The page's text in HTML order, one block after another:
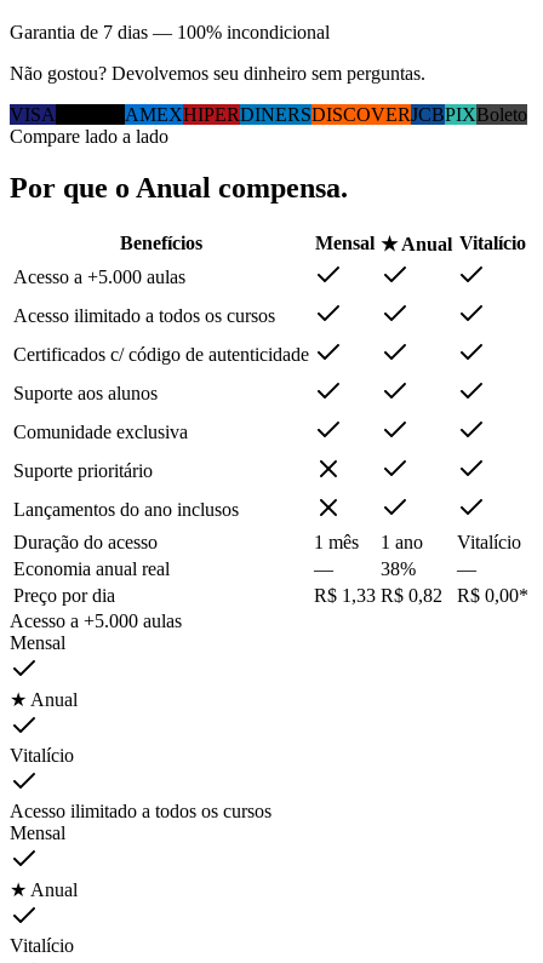
Garantia de 7 dias — 100% incondicional
Não gostou? Devolvemos seu dinheiro sem perguntas.
VISA
AMEXHIPERDINERSDISCOVERJCBPIXBoleto
Compare lado a lado
Por que o Anual compensa.
Benefícios Mensal ★ Anual Vitalício
Acesso a +5.000 aulas
Acesso ilimitado a todos os cursos
Certificados c/ código de autenticidade
Suporte aos alunos
Comunidade exclusiva
Suporte prioritário
Lançamentos do ano inclusos
Duração do acesso
1 mês 1 ano
Vitalício
Economia anual real
— 38%
—
Preço por dia
R$ 1,33 R$ 0,82
R$ 0,00*
Acesso a +5.000 aulas
Mensal
★ Anual
Vitalício
Acesso ilimitado a todos os cursos
Mensal
★ Anual
Vitalício